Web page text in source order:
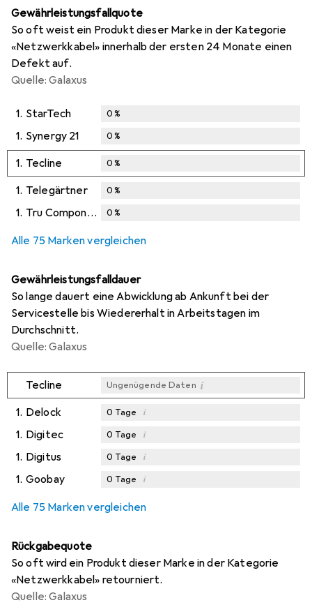
Gewährleistungsfallquote
So oft weist ein Produkt dieser Marke in der Kategorie
«Netzwerkkabel» innerhalb der ersten 24 Monate einen
Defekt auf.
Quelle: Galaxus
1. StarTech 0%
1. Synergy 21 0%
1. Tecline 0%
1. Telegärtner 0%
1. Tru Components 0%
Alle 75 Marken vergleichen
Gewährleistungsfalldauer
So lange dauert eine Abwicklung ab Ankunft bei der
Servicestelle bis Wiedererhalt in Arbeitstagen im
Durchschnitt.
Quelle: Galaxus
Tecline Ungenügende Daten i
1. Delock 0 Tage i
1. Digitec 0 Tage i
1. Digitus 0 Tage i
1. Goobay 0 Tage i
Alle 75 Marken vergleichen
Rückgabequote
So oft wird ein Produkt dieser Marke in der Kategorie
«Netzwerkkabel» retourniert.
Quelle: Galaxus